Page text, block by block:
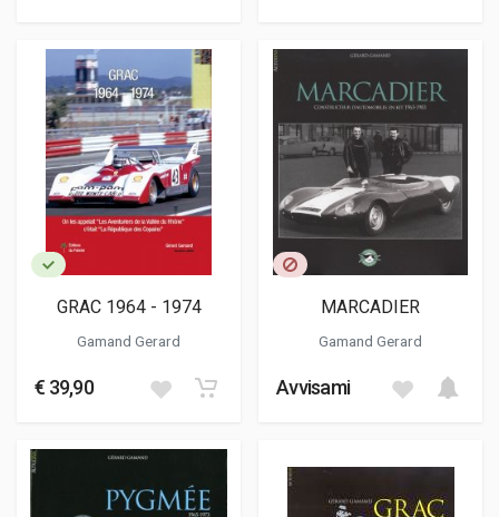
GRAC 1964 - 1974
Gamand Gerard
€ 39,90
MARCADIER
Gamand Gerard
Avvisami